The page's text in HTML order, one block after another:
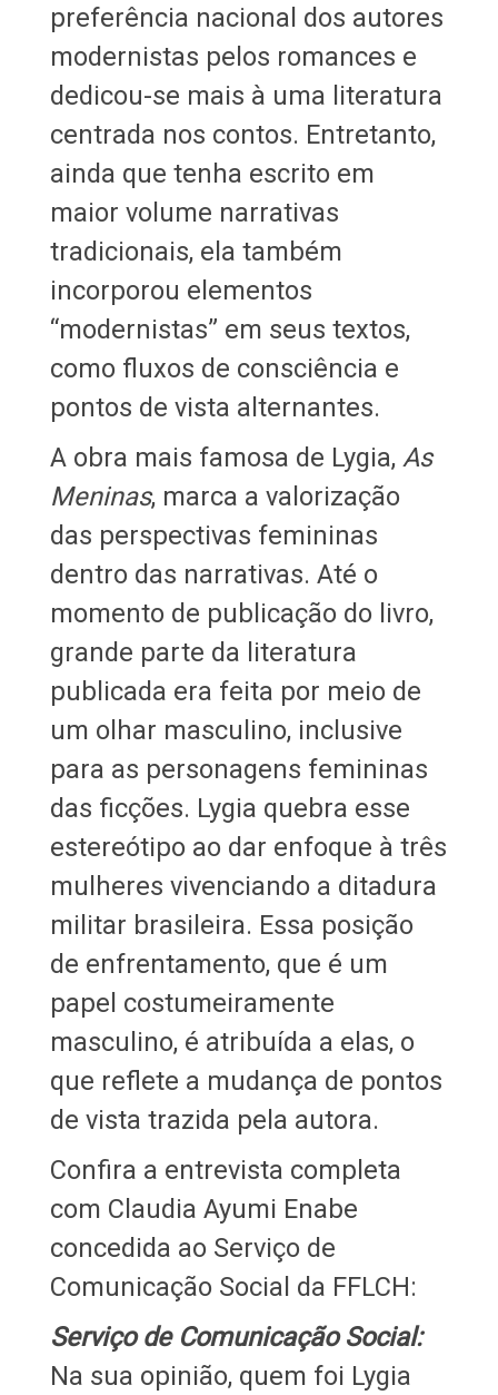
preferência nacional dos autores
modernistas pelos romances e
dedicou-se mais à uma literatura
centrada nos contos. Entretanto,
ainda que tenha escrito em
maior volume narrativas
tradicionais, ela também
incorporou elementos
“modernistas” em seus textos,
como fluxos de consciência e
pontos de vista alternantes.
A obra mais famosa de Lygia,As
Meninas, marca a valorização
das perspectivas femininas
dentro das narrativas. Até o
momento de publicação do livro,
grande parte da literatura
publicada era feita por meio de
um olhar masculino, inclusive
para as personagens femininas
das ficções. Lygia quebra esse
estereótipo ao dar enfoque à três
mulheres vivenciando a ditadura
militar brasileira. Essa posição
de enfrentamento, que é um
papel costumeiramente
masculino, é atribuída a elas, o
que reflete a mudança de pontos
de vista trazida pela autora.
Confira a entrevista completa
com Claudia Ayumi Enabe
concedida ao Serviço de
Comunicação Social da FFLCH:
Serviço de Comunicação Social:
Na sua opinião, quem foi Lygia